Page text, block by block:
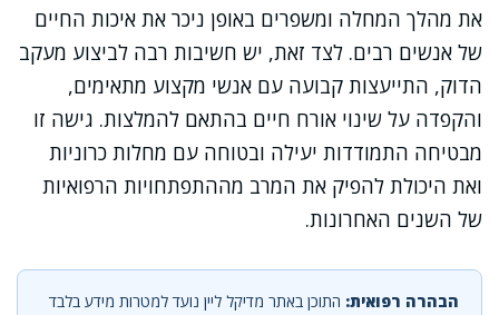
את מהלך המחלה ומשפרים באופן ניכר את איכות החיים
של אנשים רבים. לצד זאת, יש חשיבות רבה לביצוע מעקב
הדוק, התייעצות קבועה עם אנשי מקצוע מתאימים,
והקפדה על שינוי אורח חיים בהתאם להמלצות. גישה זו
מבטיחה התמודדות יעילה ובטוחה עם מחלות כרוניות
ואת היכולת להפיק את המרב מההתפתחויות הרפואיות
של השנים האחרונות.
הבהרה רפואית: התוכן באתר מדיקל ליין נועד למטרות מידע בלבד